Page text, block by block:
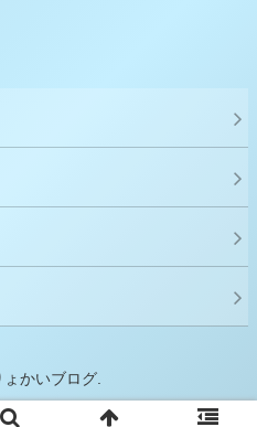
かいブログ.